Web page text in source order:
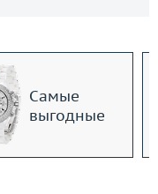
Самые
выгодные